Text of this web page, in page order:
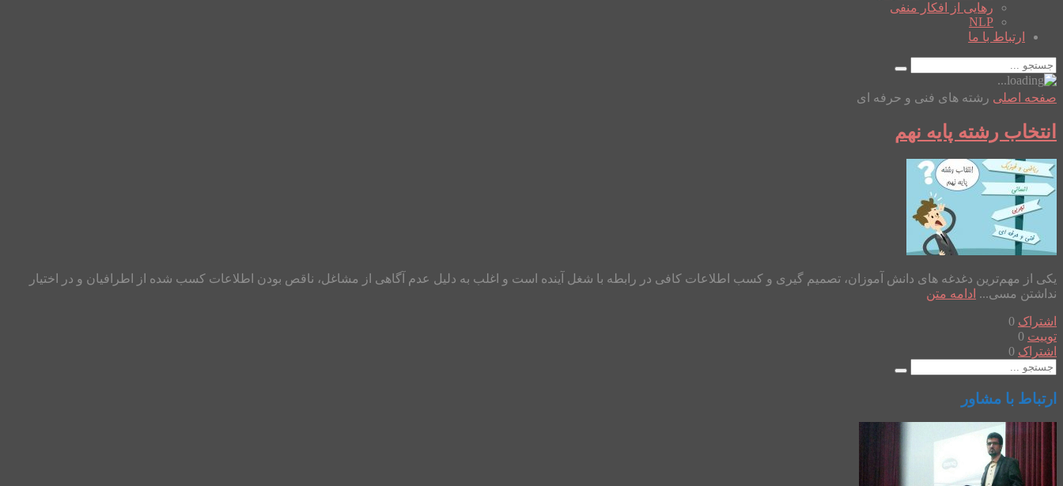
رهایی از افکار منفی
NLP
ارتباط با ما
صفحه اصلی رشته های فنی و حرفه ای
انتخاب رشته پایه نهم
یکی از مهم‌ترین دغدغه های دانش آموزان، تصمیم گیری و کسب اطلاعات کافی در رابطه با شغل آینده است و اغلب به دلیل عدم آگاهی از مشاغل، ناقص بودن اطلاعات کسب شده از اطرافیان و در اختیار
نداشتن مسی... ادامه متن
اشتراک 0
توییت 0
اشتراک 0
ارتباط با مشاور